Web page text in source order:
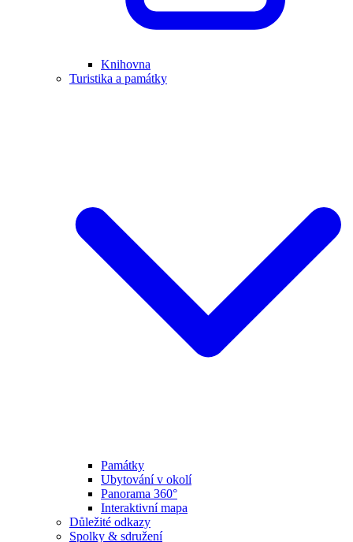
Knihovna
Turistika a památky
Památky
Ubytování v okolí
Panorama 360°
Interaktivní mapa
Důležité odkazy
Spolky & sdružení